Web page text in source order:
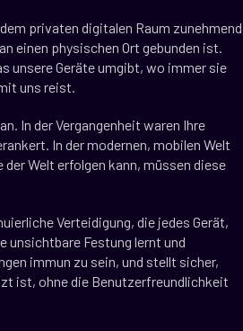
privaten digitalen Raum zunehmend
einen physischen Ort gebunden ist.
unsere Geräte umgibt, wo immer sie
uns reist.
In der Vergangenheit waren Ihre
In der modernen, mobilen Welt
Welt erfolgen kann, müssen diese
Verteidigung, die jedes Gerät,
unsichtbare Festung lernt und
immun zu sein, und stellt sicher,
ist, ohne die Benutzerfreundlichkeit